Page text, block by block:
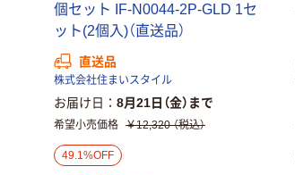
個セット IF-N0044-2P-GLD 1セ
ット(2個入)（直送品）
直送品
株式会社住まいスタイル
お届け日 8月21日（金）まで
希望小売価格 ￥12,320 （税込）
49.1%OFF